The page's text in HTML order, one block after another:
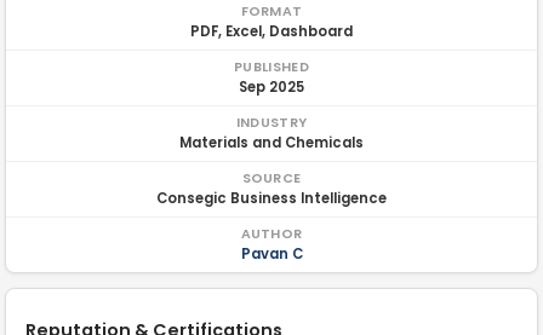
FORMAT
PDF, Excel, Dashboard
PUBLISHED
Sep 2025
INDUSTRY
Materials and Chemicals
SOURCE
Consegic Business Intelligence
AUTHOR
Pavan C
Reputation & Certifications